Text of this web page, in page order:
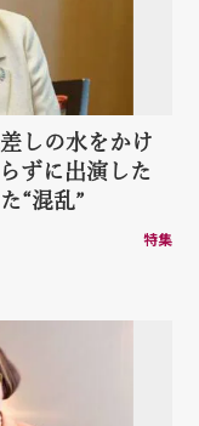
しの水をかけ
ずに出演した
“混乱”
特集